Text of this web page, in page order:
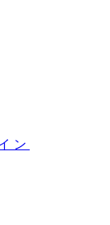
ン